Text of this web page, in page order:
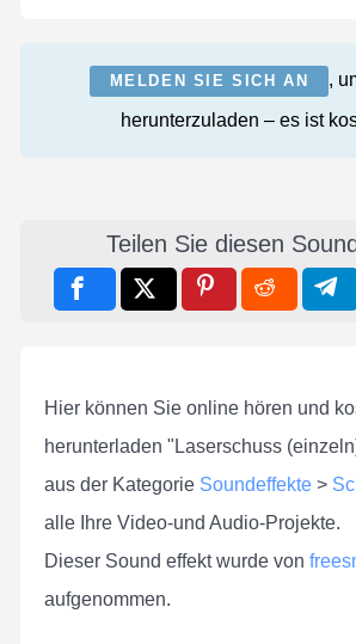
MELDEN SIE SICH AN
,
herunterzuladen – es ist
Teilen Sie diesen
Hier können Sie online hören und
herunterladen "Laserschuss
aus der Kategorie Soundeffekte >
alle Ihre Video-und Audio-Projekte.
Dieser Sound effekt wurde von
aufgenommen.